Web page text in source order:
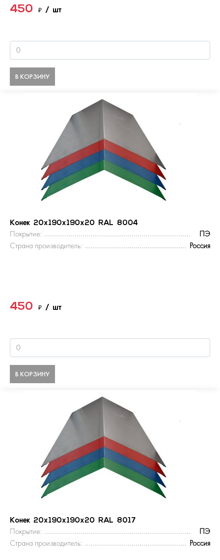
450 ₽ / шт
В КОРЗИНУ
Конек 20х190х190х20 RAL 8004
Покрытие:
ПЭ
Страна производитель:
Россия
450 ₽ / шт
В КОРЗИНУ
Конек 20х190х190х20 RAL 8017
Покрытие:
ПЭ
Страна производитель:
Россия